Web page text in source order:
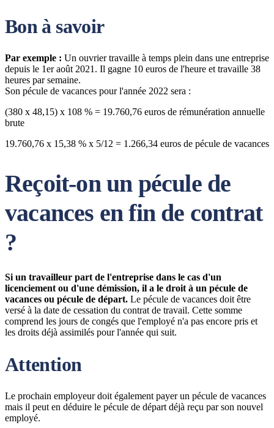
Bon à savoir
Par exemple : Un ouvrier travaille à temps plein dans une entreprise
depuis le 1er août 2021. Il gagne 10 euros de l'heure et travaille 38
heures par semaine.
Son pécule de vacances pour l'année 2022 sera :
(380 x 48,15) x 108 % = 19.760,76 euros de rémunération annuelle
brute
19.760,76 x 15,38 % x 5/12 = 1.266,34 euros de pécule de vacances
Reçoit-on un pécule de
vacances en fin de contrat
?
Si un travailleur part de l'entreprise dans le cas d'un
licenciement ou d'une démission, il a le droit à un pécule de
vacances ou pécule de départ. Le pécule de vacances doit être
versé à la date de cessation du contrat de travail. Cette somme
comprend les jours de congés que l'employé n'a pas encore pris et
les droits déjà assimilés pour l'année qui suit.
Attention
Le prochain employeur doit également payer un pécule de vacances
mais il peut en déduire le pécule de départ déjà reçu par son nouvel
employé.